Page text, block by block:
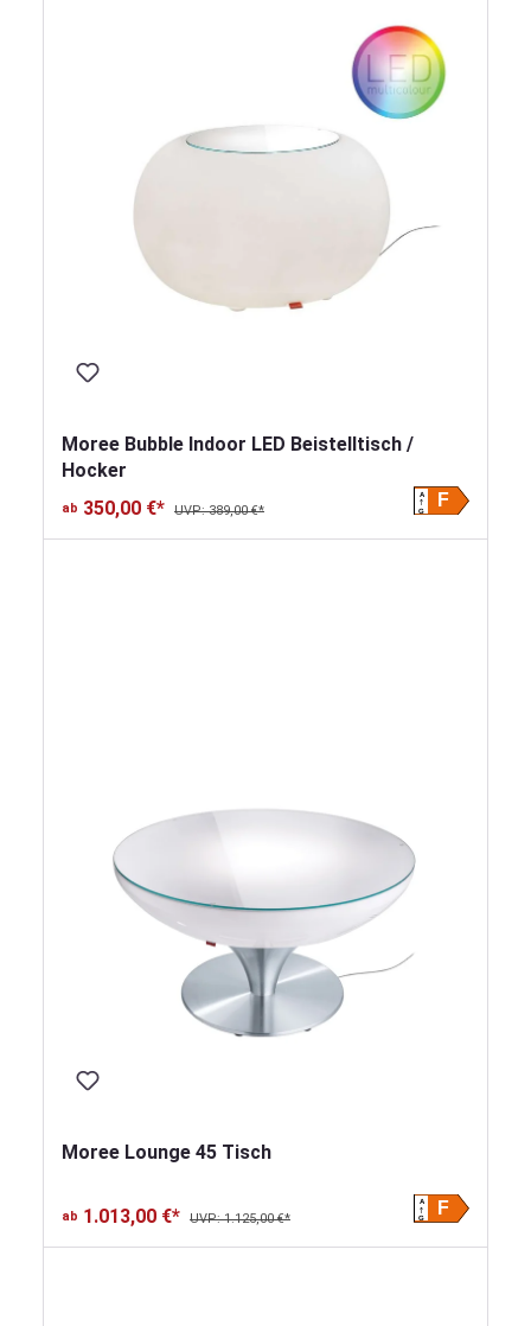
Moree Bubble Indoor LED Beistelltisch /
Hocker
ab 350,00 €* UVP: 389,00 €*
F
A
G
Moree Lounge 45 Tisch
ab 1.013,00 €* UVP: 1.125,00 €*
F
A
G